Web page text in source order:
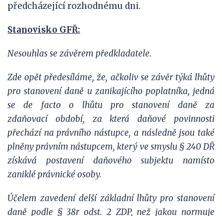
předcházející rozhodnému dni.
Stanovisko GFŘ:
Nesouhlas se závěrem předkladatele.
Zde opět předesíláme, že, ačkoliv se závěr týká lhůty
pro stanovení daně u zanikajícího poplatníka, jedná
se de facto o lhůtu pro stanovení daně za
zdaňovací období, za která daňové povinnosti
přechází na právního nástupce, a následně jsou také
plněny právním nástupcem, který ve smyslu § 240 DŘ
získává postavení daňového subjektu namísto
zaniklé právnické osoby.
Účelem zavedení delší základní lhůty pro stanovení
daně podle § 38r odst. 2 ZDP, než jakou normuje